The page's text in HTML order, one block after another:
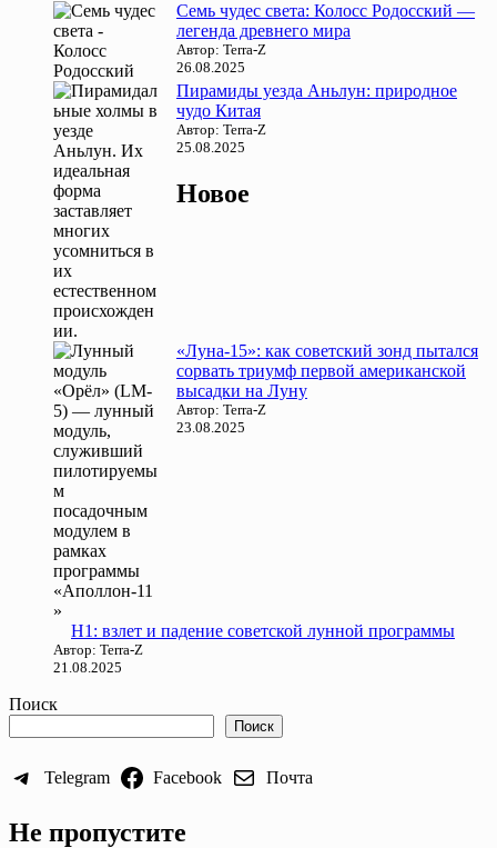
Семь чудес света: Колосс Родосский —
легенда древнего мира
Автор: Terra-Z
26.08.2025
Пирамиды уезда Аньлун: природное
чудо Китая
Автор: Terra-Z
25.08.2025
Новое
«Луна-15»: как советский зонд пытался
сорвать триумф первой американской
высадки на Луну
Автор: Terra-Z
23.08.2025
Н1: взлет и падение советской лунной программы
Автор: Terra-Z
21.08.2025
Поиск
Поиск
Telegram Facebook Почта
Не пропустите